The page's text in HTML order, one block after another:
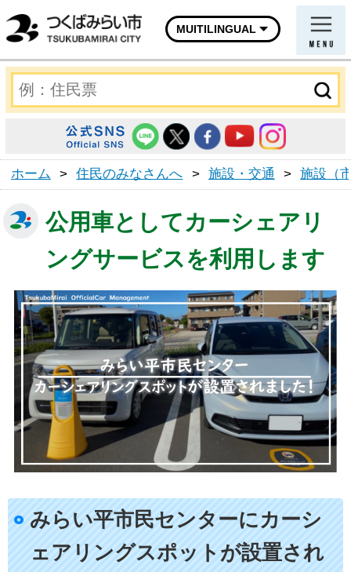
MUITILINGUAL
ホーム > 住民のみなさんへ > 施設・交通 > 施設（
公用車としてカーシェアリ
ングサービスを利用します
みらい平市民センターにカーシ
ェアリングスポットが設置され